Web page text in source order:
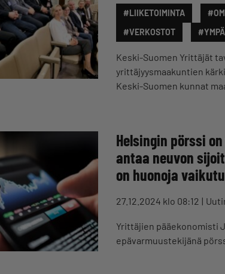
#LIIKETOIMINTA
#VERKOSTOT
Keski-Suomen Yrittäjät
yrittäjyysmaakuntien
Keski-Suomen kunnat
Helsingin pörssi
antaa neuvon
on huonoja
27.12.2024 klo 08:12
Yrittäjien pääekonomisti
epävarmuustekijänä